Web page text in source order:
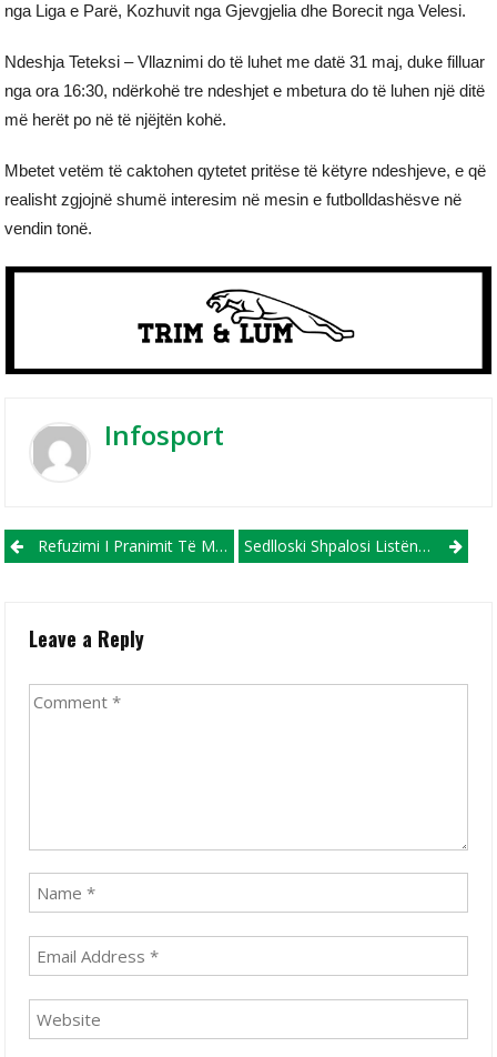
nga Liga e Parë, Kozhuvit nga Gjevgjelia dhe Borecit nga Velesi.
Ndeshja Teteksi – Vllaznimi do të luhet me datë 31 maj, duke filluar
nga ora 16:30, ndërkohë tre ndeshjet e mbetura do të luhen një ditë
më herët po në të njëjtën kohë.
Mbetet vetëm të caktohen qytetet pritëse të këtyre ndeshjeve, e që
realisht zgjojnë shumë interesim në mesin e futbolldashësve në
vendin tonë.
Infosport
Post navigation
Refuzimi I Pranimit Të Medaljeve! Shkëndija Del Me Komunikatë Zyrtare (VIDEO) Sedlloski Shpalosi Listën E Futbollistëve Për Miqësoret Ndaj B E H Dhe Turqisë! 5 Debutues, 4 Prej Të Cilëve Nga Liga E Parë!
Leave a Reply